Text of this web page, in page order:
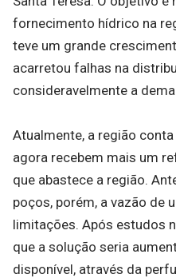
fornecimento hídrico na
teve um grande
acarretou falhas na
consideravelmente a
Atualmente, a região
agora recebem mais um
que abastece a região.
poços, porém, a vazão de
limitações. Após estudos
que a solução seria
disponível, através da